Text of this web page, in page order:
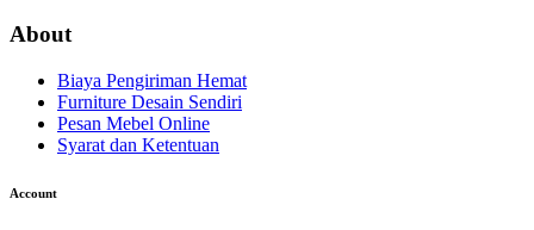
About
Biaya Pengiriman Hemat
Furniture Desain Sendiri
Pesan Mebel Online
Syarat dan Ketentuan
Account